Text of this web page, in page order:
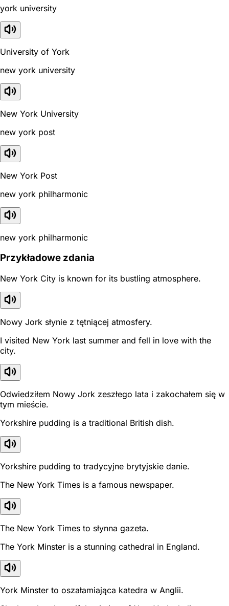
york university
University of York
new york university
New York University
new york post
New York Post
new york philharmonic
new york philharmonic
Przykładowe zdania
New York City is known for its bustling atmosphere.
Nowy Jork słynie z tętniącej atmosfery.
I visited New York last summer and fell in love with the
city.
Odwiedziłem Nowy Jork zeszłego lata i zakochałem się w
tym mieście.
Yorkshire pudding is a traditional British dish.
Yorkshire pudding to tradycyjne brytyjskie danie.
The New York Times is a famous newspaper.
The New York Times to słynna gazeta.
The York Minster is a stunning cathedral in England.
York Minster to oszałamiająca katedra w Anglii.